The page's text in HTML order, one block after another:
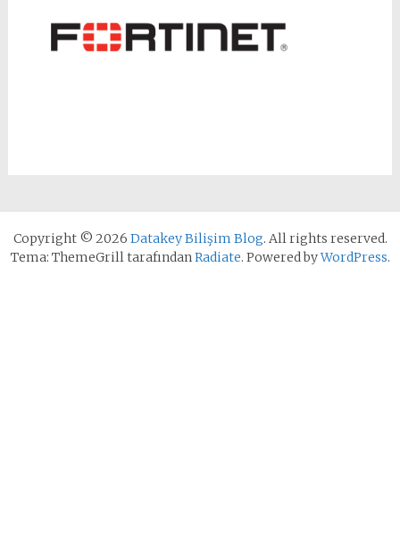
Copyright © 2026 Datakey Bilişim Blog. All rights reserved.
Tema: ThemeGrill tarafındanRadiate. Powered byWordPress.